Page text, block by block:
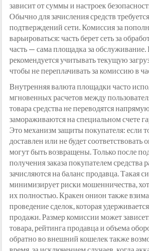
зависит от суммы и настроек
Обычно для зачисления средств
подтверждений сети. Комиссия за
варьироваться: часть берет сеть за
часть — сама площадка за обслуживание.
рекомендуется учитывать текущую
чтобы не переплачивать за комиссию в
Внутренняя валюта площадки часто
мгновенных расчетов между
товара средства не переводятся
замораживаются на специальном счете
Это механизм защиты покупателя: если
доставлен или не будет соответствовать
могут быть возвращены. Только после
получения заказа покупателем средства
зачисляются на баланс продавца. Такая
минимизирует риски мошенничества,
их полностью. Кракен онион также
проведение сделок, которая
продажи. Размер комиссии может
товара, рейтинга продавца и объема
обратно во внешний кошелек также